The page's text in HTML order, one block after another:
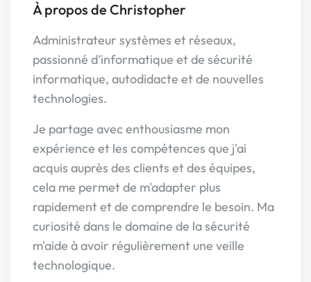
À propos de Christopher
Administrateur systèmes et réseaux,
passionné d’informatique et de sécurité
informatique, autodidacte et de nouvelles
technologies.
Je partage avec enthousiasme mon
expérience et les compétences que j'ai
acquis auprès des clients et des équipes,
cela me permet de m'adapter plus
rapidement et de comprendre le besoin. Ma
curiosité dans le domaine de la sécurité
m'aide à avoir régulièrement une veille
technologique.